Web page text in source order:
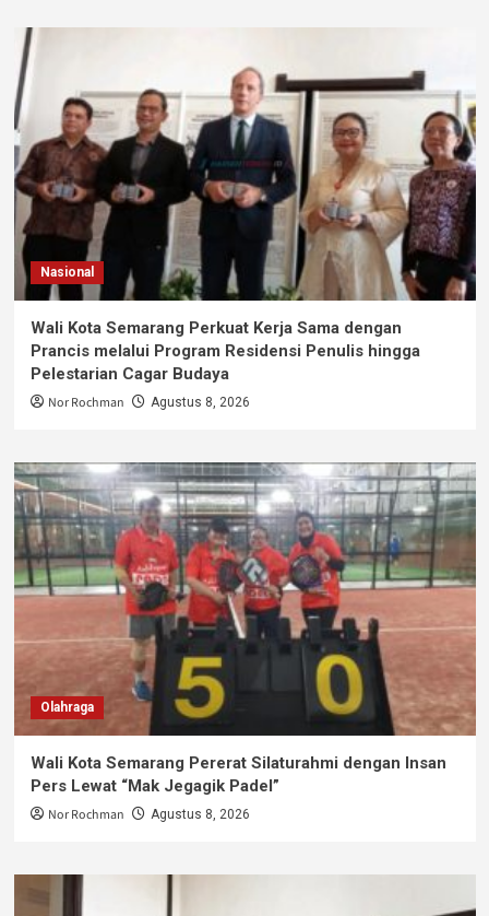
Nasional
Wali Kota Semarang Perkuat Kerja Sama dengan
Prancis melalui Program Residensi Penulis hingga
Pelestarian Cagar Budaya
Nor Rochman Agustus 8, 2026
Olahraga
Wali Kota Semarang Pererat Silaturahmi dengan Insan
Pers Lewat “Mak Jegagik Padel”
Nor Rochman Agustus 8, 2026